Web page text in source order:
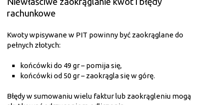
rachunkowe
Kwoty wpisywane w PIT powinny być zaokrąglane do
pełnych złotych:
końcówki do 49 gr – pomija się,
końcówki od 50 gr – zaokrągla się w górę.
Błędy w sumowaniu wielu faktur lub zaokrągleniu mogą